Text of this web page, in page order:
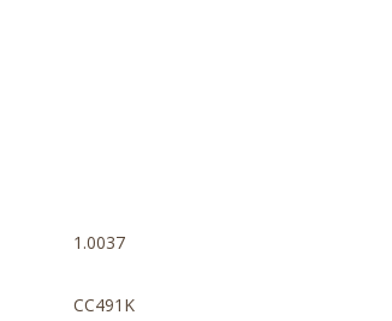
1.0037
CC491K